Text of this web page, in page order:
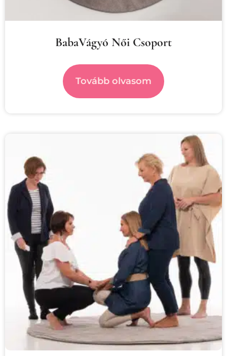
BabaVágyó Női Csoport
Tovább olvasom